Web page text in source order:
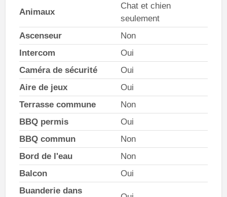
Animaux
Chat et chien
seulement
Ascenseur
Non
Intercom
Oui
Caméra de sécurité
Oui
Aire de jeux
Oui
Terrasse commune
Non
BBQ permis
Oui
BBQ commun
Non
Bord de l'eau
Non
Balcon
Oui
Buanderie dans